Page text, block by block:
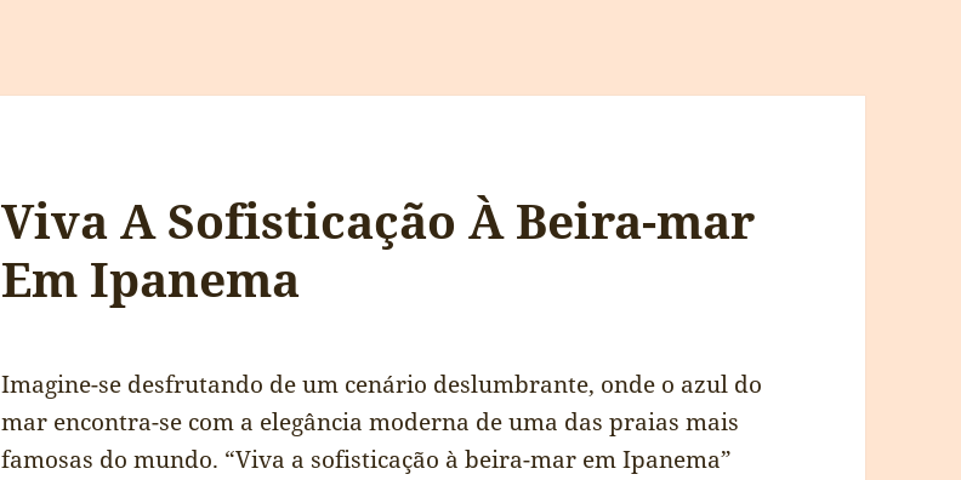
Viva A Sofisticação À Beira-mar
Em Ipanema
Imagine-se desfrutando de um cenário deslumbrante, onde o azul do
mar encontra-se com a elegância moderna de uma das praias mais
famosas do mundo. “Viva a sofisticação à beira-mar em Ipanema”